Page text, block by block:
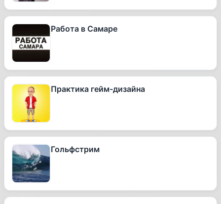
Работа в Самаре
Практика гейм-дизайна
Гольфстрим